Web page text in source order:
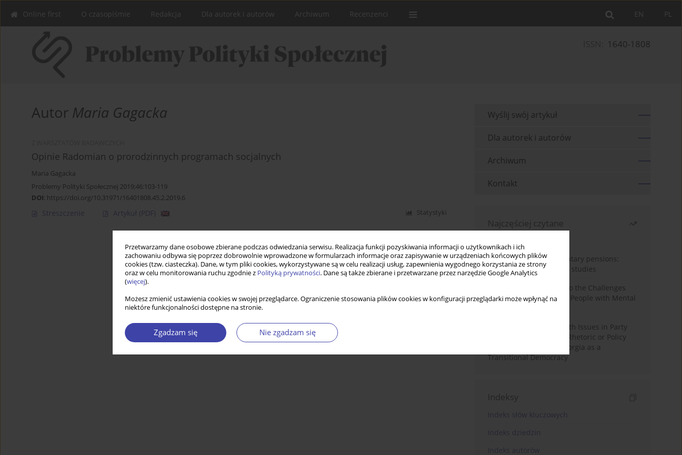
Przetwarzamy dane osobowe zbierane podczas odwiedzania serwisu. Realizacja funkcji pozyskiwania informacji o użytkownikach i ich
zachowaniu odbywa się poprzez dobrowolnie wprowadzone w formularzach informacje oraz zapisywanie w urządzeniach końcowych plików
cookies (tzw. ciasteczka). Dane, w tym pliki cookies, wykorzystywane są w celu realizacji usług, zapewnienia wygodnego korzystania ze strony
oraz w celu monitorowania ruchu zgodnie z Polityką prywatności. Dane są także zbierane i przetwarzane przez narzędzie Google Analytics
(więcej).
Możesz zmienić ustawienia cookies w swojej przeglądarce. Ograniczenie stosowania plików cookies w konfiguracji przeglądarki może wpłynąć na
niektóre funkcjonalności dostępne na stronie.
Zgadzam się Nie zgadzam się
PL
EN
Online first O czasopiśmie Redakcja Dla autorek i autorów Archiwum Recenzenci
1640-1808
Autor Maria Gagacka
Opinie Radomian o prorodzinnych programach socjalnych
Maria Gagacka
Problemy Polityki Społecznej 2019;46:103-119
DOI: https://doi.org/10.31971/16401808.45.2.2019.6
Streszczenie Artykuł (PDF) Statystyki
Wyślij swój artykuł
Dla autorek i autorów
Archiwum
Kontakt
Najczęściej czytane
Auto-enrolment in voluntary pensions:
Comparative OECD case studies
Bibliometric Insights into the Challenges
and Needs of Homeless People with Mental
The Politicisation of Youth Issues in Party
Programmes: Symbolic Rhetoric or Policy
Priority? The Case of Georgia as a
Transitional Democracy
Indeksy
Indeks słów kluczowych
Indeks dziedzin
Indeks autorów